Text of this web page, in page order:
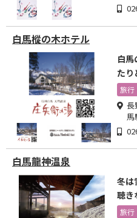
白馬樅の木ホテル
白
たり
旅行
長
馬
白馬龍神温泉
冬は
聴き
方が
旅行